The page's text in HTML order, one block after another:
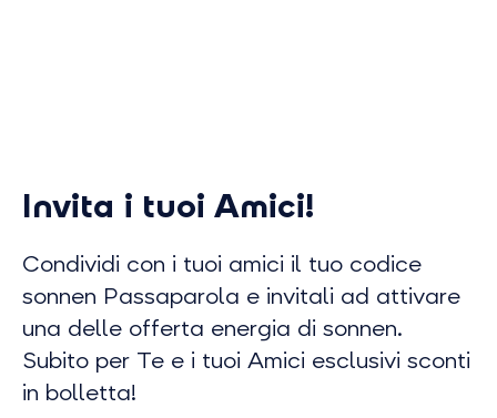
Invita i tuoi Amici!
Condividi con i tuoi amici il tuo codice
sonnen Passaparola e invitali ad attivare
una delle offerta energia di sonnen.
Subito per Te e i tuoi Amici esclusivi sconti
in bolletta!